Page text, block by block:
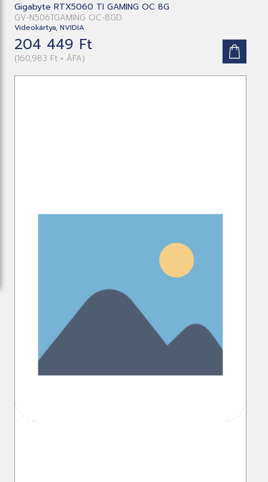
Gigabyte RTX5060 TI GAMING OC 8G
GV-N506TGAMING OC-8GD
Videokártya, NVIDIA
204 449 Ft
(160,983 Ft + ÁFA)